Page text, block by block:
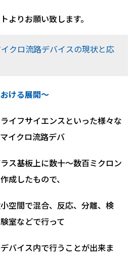
よりお願い致します。
クロ流路デバイスの現状と応
ける展開～
イフサイエンスといった様々な
イクロ流路デバ
ス基板上に数十～数百ミクロン
成したもので、
空間で混合、反応、分離、検
室などで行って
バイス内で行うことが出来ま